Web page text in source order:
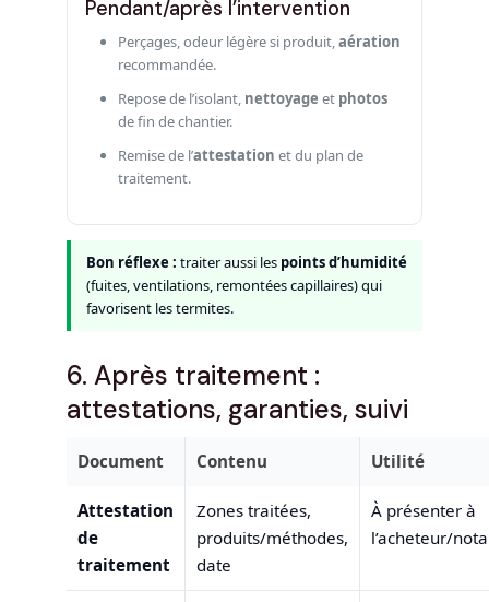
Pendant/après l’intervention
Perçages, odeur légère si produit,aération
recommandée.
Repose de l’isolant, nettoyage et photos
de fin de chantier.
Remise de l’attestation et du plan de
traitement.
Bon réflexe : traiter aussi les points d’humidité
(fuites, ventilations, remontées capillaires) qui
favorisent les termites.
6. Après traitement :
attestations, garanties, suivi
Document Contenu Utilité
Attestation
de
traitement
Zones traitées,
produits/méthodes,
date
À présenter à
l’acheteur/